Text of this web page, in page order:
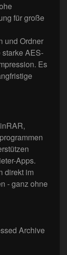
für große
und Ordner
AES-
Es
Apps.
direkt im
- ganz ohne
Archive